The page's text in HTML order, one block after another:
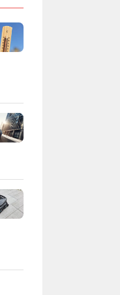
škodí baterii telefonu,
elektromobilu iX3 na
Bazénový